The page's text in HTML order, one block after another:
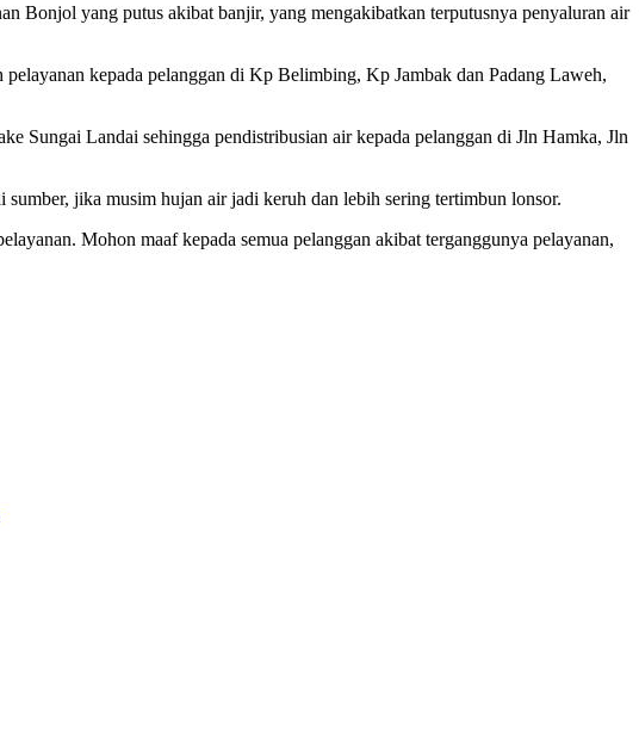
Bonjol yang putus akibat banjir, yang mengakibatkan terputusnya penyaluran air
kepada pelanggan di Kp Belimbing, Kp Jambak dan Padang Laweh,
Sungai Landai sehingga pendistribusian air kepada pelanggan di Jln Hamka, Jln
jika musim hujan air jadi keruh dan lebih sering tertimbun lonsor.
Mohon maaf kepada semua pelanggan akibat terganggunya pelayanan,